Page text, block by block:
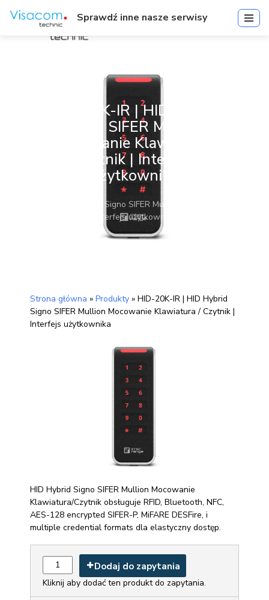
HID-20K-IR | HID Hybrid
Signo SIFER Mullion
Mocowanie Klawiatura /
Czytnik | Interfejs
użytkownika
HID-20K-IR | HID Hybrid Signo SIFER Mullion Mocowanie
Klawiatura / Czytnik | Interfejs użytkownika
Strona główna » Produkty » HID-20K-IR | HID Hybrid
Signo SIFER Mullion Mocowanie Klawiatura / Czytnik |
Interfejs użytkownika
HID Hybrid Signo SIFER Mullion Mocowanie
Klawiatura/Czytnik obsługuje RFID, Bluetooth, NFC,
AES-128 encrypted SIFER-P, MiFARE DESFire, i
multiple credential formats dla elastyczny dostęp.
Dodaj do zapytania
Kliknij aby dodać ten produkt do zapytania.
Sprawdź inne nasze serwisy